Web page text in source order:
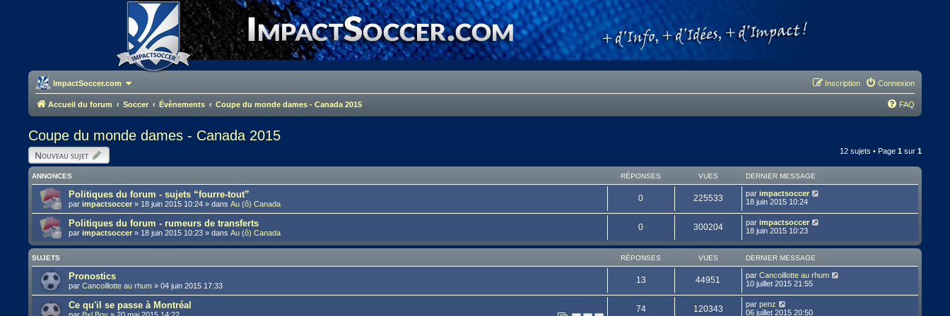
ImpactSoccer.com Connexion
Inscription
Accueil du forum Soccer Évènements Coupe du monde dames - Canada 2015 FAQ
Coupe du monde dames - Canada 2015
Nouveau sujet 12 sujets • Page 1sur 1
ANNONCES RÉPONSES VUES DERNIER MESSAGE
Politiques du forum - sujets “fourre-tout”
parimpactsoccer » 18 juin 2015 10:24 » dansAu (ô) Canada
0 225533 par impactsoccer
18 juin 2015 10:24
Politiques du forum - rumeurs de transferts
parimpactsoccer » 18 juin 2015 10:23 » dansAu (ô) Canada
0 300204 par impactsoccer
18 juin 2015 10:23
SUJETS RÉPONSES VUES DERNIER MESSAGE
Pronostics
parCancoillotte au rhum »04 juin 2015 17:33
13 44951 par Cancoillotte au rhum
10 juillet 2015 21:55
Ce qu'il se passe à Montréal 74 120343 par penz
06 juillet 2015 20:50